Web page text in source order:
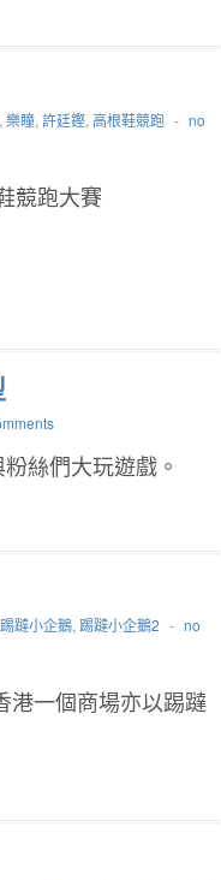
, 樂瞳, 許廷鏗, 高根鞋競跑 - no
競跑大賽
絲們大玩遊戲。
踢躂小企鵝, 踢躂小企鵝2 - no
港一個商場亦以踢躂